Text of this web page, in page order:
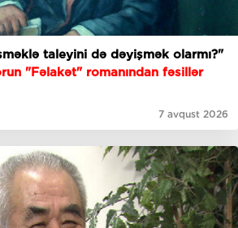
taleyini də dəyişmək olarmı?"
"Fəlakət" romanından fəsillər
7 avqust 2026